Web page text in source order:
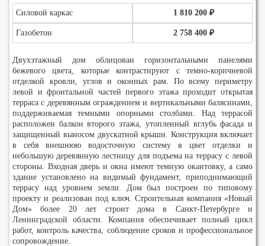
Силовой каркас 1 810 200 ₽
Газобетон 2 758 400 ₽
Двухэтажный дом облицован горизонтальными панелями
бежевого цвета, которые контрастируют с темно-коричневой
отделкой кровли, углов и оконных рам. По всему периметру
левой и фронтальной частей первого этажа проходит открытая
терраса с деревянным ограждением и вертикальными балясинами,
поддерживаемая темными опорными столбами. Над террасой
расположен балкон второго этажа, утопленный вглубь фасада и
защищенный выносом двускатной крыши. Конструкция включает
в себя внешнюю водосточную систему в цвет отделки и
небольшую деревянную лестницу для подъема на террасу с левой
стороны. Входная дверь и окна имеют темную окантовку, а само
здание установлено на видимый фундамент, приподнимающий
террасу над уровнем земли. Дом был построен по типовому
проекту и реализован под ключ. Строительная компания «Новый
Дом» более 20 лет строит дома в Санкт-Петербурге и
Ленинградской области. Компания обеспечивает полный цикл
работ, контроль качества, соблюдение сроков и профессиональное
сопровождение.